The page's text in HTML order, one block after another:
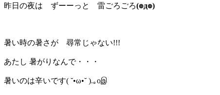
昨日の夜は ずーーっと 雷ごろごろ(๏д๏)
暑い時の暑さが 尋常じゃない!!!
あたし 暑がりなんで・・・
暑いのは辛いです( ˘•ω•˘ ).｡oஇ